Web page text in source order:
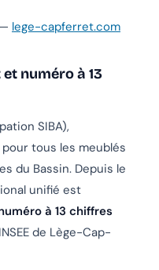
lege-capferret.com
numéro à 13
SIBA),
tous les meublés
du Bassin. Depuis le
unifié est
à 13 chiffres
de Lège-Cap-